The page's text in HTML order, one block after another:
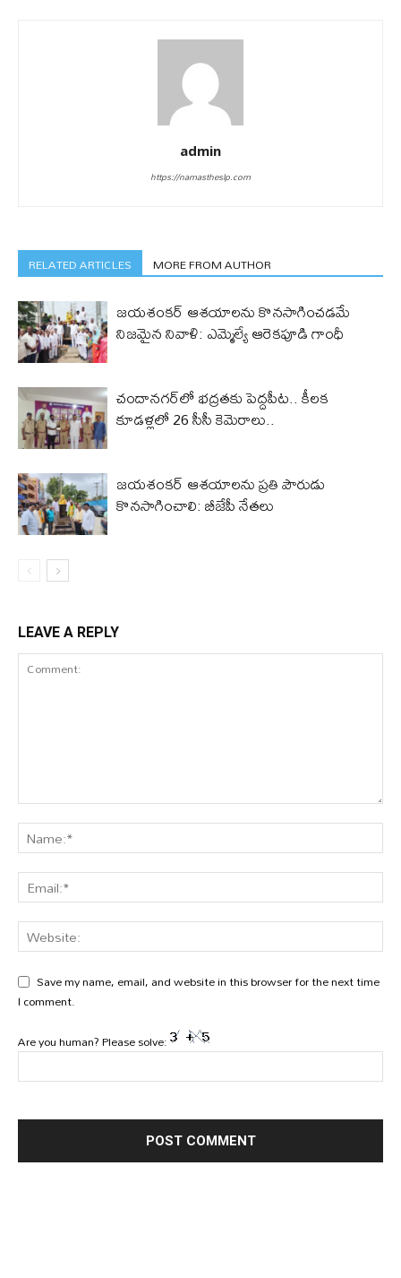
admin
https://namastheslp.com
RELATED ARTICLES MORE FROM AUTHOR
జయశంకర్ ఆశయాలను కొనసాగించడమే
నిజమైన నివాళి: ఎమ్మెల్యే ఆరెక‌పూడి గాంధీ
చందానగర్‌లో భద్రతకు పెద్దపీట.. కీలక
కూడళ్లలో 26 సీసీ కెమెరాలు..
జయశంకర్ ఆశయాలను ప్రతి పౌరుడు
కొనసాగించాలి: బీజేపీ నేతలు
LEAVE A REPLY
Save my name, email, and website in this browser for the next time
I comment.
Are you human? Please solve: